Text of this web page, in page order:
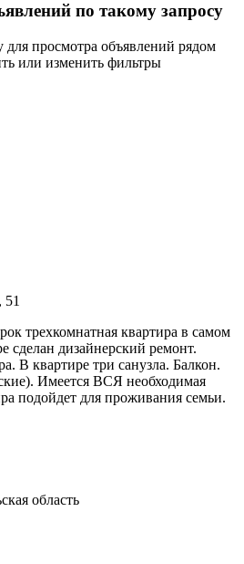
по такому запросу
для просмотра объявлений рядом
или изменить фильтры
51
трехкомнатная квартира в самом
сделан дизайнерский ремонт.
В квартире три санузла. Балкон.
Имеется ВСЯ необходимая
подойдет для проживания семьи.
область